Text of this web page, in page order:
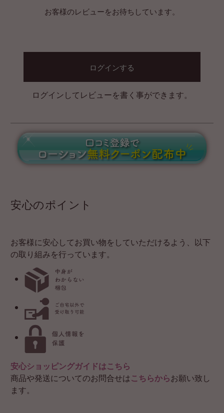
お客様のレビューをお待ちしています。
ログインする
ログインしてレビューを書く事ができます。
安心のポイント
お客様に安心してお買い物をしていただけるよう、以下
の取り組みを行っています。
安心ショッピングガイドはこちら
商品や発送についてのお問合せはこちらからお願い致し
ます。